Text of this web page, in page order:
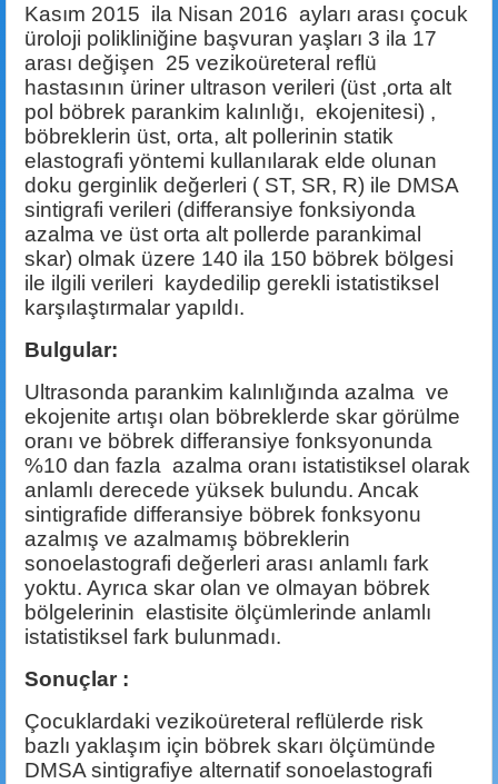
Kasım 2015 ila Nisan 2016 ayları arası çocuk
üroloji polikliniğine başvuran yaşları 3 ila 17
arası değişen 25 vezikoüreteral reflü
hastasının üriner ultrason verileri (üst ,orta alt
pol böbrek parankim kalınlığı, ekojenitesi) ,
böbreklerin üst, orta, alt pollerinin statik
elastografi yöntemi kullanılarak elde olunan
doku gerginlik değerleri ( ST, SR, R) ile DMSA
sintigrafi verileri (differansiye fonksiyonda
azalma ve üst orta alt pollerde parankimal
skar) olmak üzere 140 ila 150 böbrek bölgesi
ile ilgili verileri kaydedilip gerekli istatistiksel
karşılaştırmalar yapıldı.
Bulgular:
Ultrasonda parankim kalınlığında azalma ve
ekojenite artışı olan böbreklerde skar görülme
oranı ve böbrek differansiye fonksyonunda
%10 dan fazla azalma oranı istatistiksel olarak
anlamlı derecede yüksek bulundu. Ancak
sintigrafide differansiye böbrek fonksyonu
azalmış ve azalmamış böbreklerin
sonoelastografi değerleri arası anlamlı fark
yoktu. Ayrıca skar olan ve olmayan böbrek
bölgelerinin elastisite ölçümlerinde anlamlı
istatistiksel fark bulunmadı.
Sonuçlar :
Çocuklardaki vezikoüreteral reflülerde risk
bazlı yaklaşım için böbrek skarı ölçümünde
DMSA sintigrafiye alternatif sonoelastografi